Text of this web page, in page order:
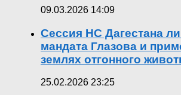
09.03.2026 14:09
Сессия НС Дагестана
мандата Глазова и
землях отгонного
25.02.2026 23:25